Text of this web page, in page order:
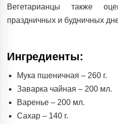
Вегетарианцы также
праздничных и будничных
Ингредиенты:
Мука пшеничная – 260 г.
Заварка чайная – 200 мл.
Варенье – 200 мл.
Сахар – 140 г.